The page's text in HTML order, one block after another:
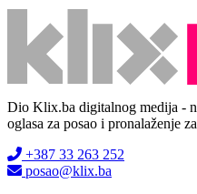
Dio Klix.ba digitalnog medija -
oglasa za posao i pronalaženje
+387 33 263 252
posao@klix.ba